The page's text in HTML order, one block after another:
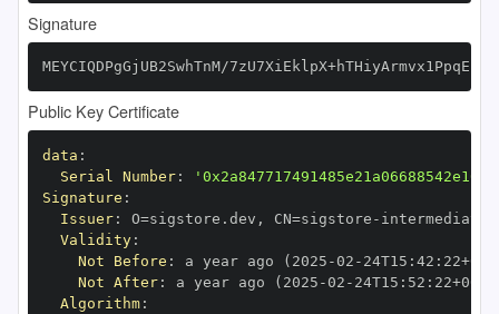
Signature
MEYCIQDPgGjUB2SwhTnM/
Public Key Certificate
data :
Serial Number:
Signature :
Issuer: O=sigstore.dev , CN=sigstore -
Validity:
Not Before : a year ago (2025 -02 - 24T15 : 42 : 22+00
Not After: a year ago (2025 -02 - 24T15 : 52 : 22+00
Algorithm: